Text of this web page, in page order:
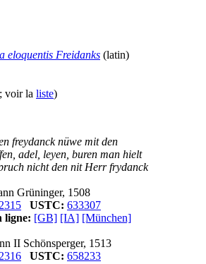
eloquentis Freidanks (latin)
voir la liste)
freydanck nüwe mit den
adel, leyen, buren man hielt
nicht den nit Herr frydanck
Grüninger, 1508
USTC: 633307
ligne: [GB] [IA] [München]
II Schönsperger, 1513
USTC: 658233